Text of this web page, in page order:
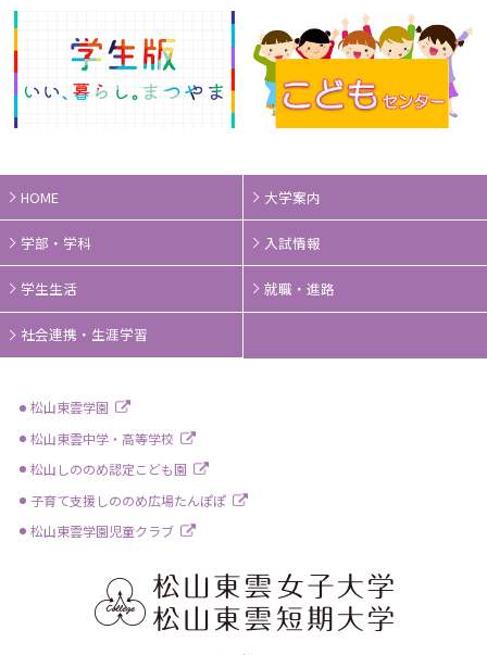
HOME 大学案内
学部・学科 入試情報
学生生活 就職・進路
社会連携・生涯学習
松山東雲学園
松山東雲中学・高等学校
松山しののめ認定こども園
子育て支援しののめ広場たんぽぽ
松山東雲学園児童クラブ